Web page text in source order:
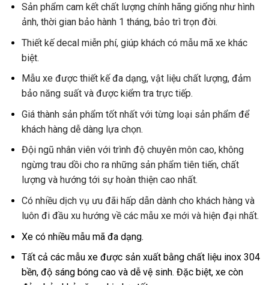
Sản phẩm cam kết chất lượng chính hãng giống như hình
ảnh, thời gian bảo hành 1 tháng, bảo trì trọn đời.
Thiết kế decal miễn phí, giúp khách có mẫu mã xe khác
biệt.
Mẫu xe được thiết kế đa dạng, vật liệu chất lượng, đảm
bảo năng suất và được kiểm tra trực tiếp.
Giá thành sản phẩm tốt nhất với từng loại sản phẩm để
khách hàng dễ dàng lựa chọn.
Đội ngũ nhân viên với trình độ chuyên môn cao, không
ngừng trau dồi cho ra những sản phẩm tiên tiến, chất
lượng và hướng tới sự hoàn thiện cao nhất.
Có nhiều dịch vụ ưu đãi hấp dẫn dành cho khách hàng và
luôn đi đầu xu hướng về các mẫu xe mới và hiện đại nhất.
Xe có nhiều mẫu mã đa dạng.
Tất cả các mẫu xe được sản xuất bằng chất liệu inox 304
bền, độ sáng bóng cao và dễ vệ sinh. Đặc biệt, xe còn